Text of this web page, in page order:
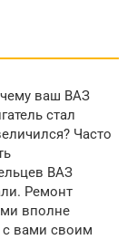
ваш ВАЗ
стал
Часто
ВАЗ
Ремонт
вполне
с вами своим